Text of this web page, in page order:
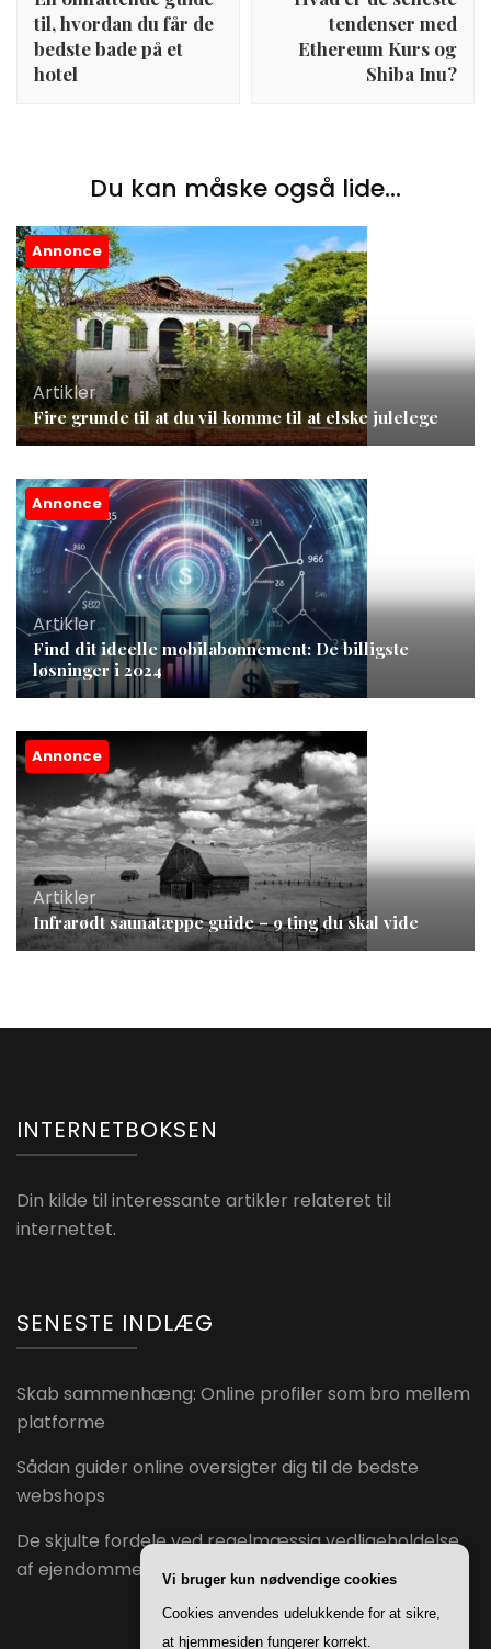
til, hvordan du får de
bedste bade på et
hotel
tendenser med
Ethereum Kurs og
Shiba Inu?
Du kan måske også lide...
Annonce
Artikler
Fire grunde til at du vil komme til at elske julelege
Annonce
Artikler
Find dit ideelle mobilabonnement: De billigste
løsninger i 2024
Annonce
Artikler
Infrarødt saunatæppe guide – 9 ting du skal vide
INTERNETBOKSEN
Din kilde til interessante artikler relateret til
internettet.
SENESTE INDLÆG
Skab sammenhæng: Online profiler som bro mellem
platforme
Sådan guider online oversigter dig til de bedste
webshops
De skjulte fordele ved regelmæssig vedligeholdelse
af ejendomme
Vi bruger kun nødvendige cookies
Cookies anvendes udelukkende for at sikre,
at hjemmesiden fungerer korrekt.